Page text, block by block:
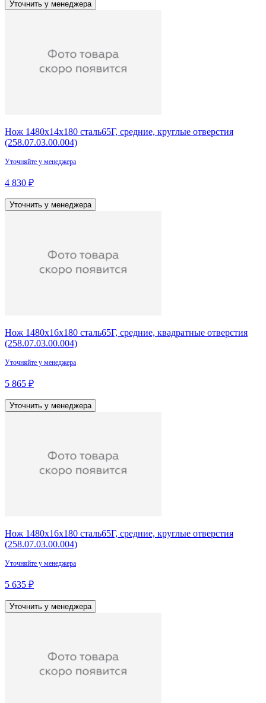
Уточнить у менеджера
Нож 1480х14х180 сталь65Г, средние, круглые отверстия
(258.07.03.00.004)
Уточняйте у менеджера
4 830 ₽
Уточнить у менеджера
Нож 1480х16х180 сталь65Г, средние, квадратные отверстия
(258.07.03.00.004)
Уточняйте у менеджера
5 865 ₽
Уточнить у менеджера
Нож 1480х16х180 сталь65Г, средние, круглые отверстия
(258.07.03.00.004)
Уточняйте у менеджера
5 635 ₽
Уточнить у менеджера